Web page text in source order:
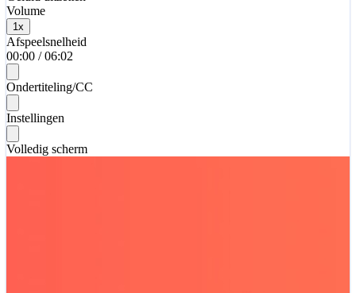
Volume
1x
Afspeelsnelheid
00:00 / 06:02
Ondertiteling/CC
Instellingen
Volledig scherm